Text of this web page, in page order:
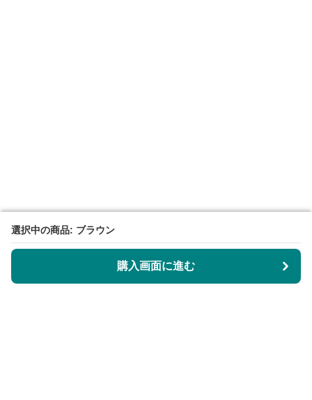
選択中の商品: ブラウン
購入画面に進む
選択中の商品: ブラウン
購入画面に進む